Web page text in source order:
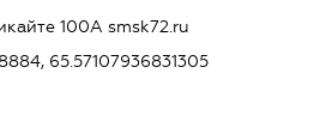
100А smsk72.ru
65.57107936831305